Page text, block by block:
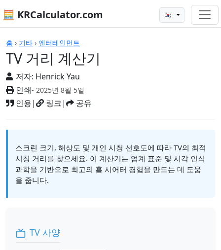
🧮 KRCalculator.com 🇰🇷
홈 › 기타 › 엔터테인먼트
TV 거리 계산기
저자: Henrick Yau
인쇄- 2025년 8월 5일
인용| 링크| 공유
계산기
스크린 크기, 해상도 및 개인 시청 선호도에 따라 TV의 최적
시청 거리를 찾으세요. 이 계산기는 업계 표준 및 시각 인식
과학을 기반으로 최고의 홈 시어터 경험을 만드는 데 도움
을 줍니다.
TV 사양